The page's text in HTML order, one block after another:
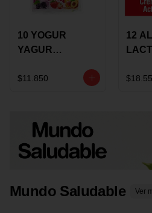
10 YOGUR
YAGUR
150ML SURTIDO
$11.850
12
Mundo Saludable Ver